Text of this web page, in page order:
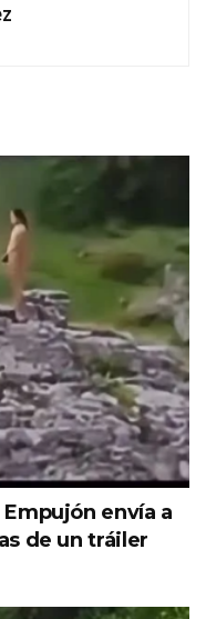
envía a
de un tráiler